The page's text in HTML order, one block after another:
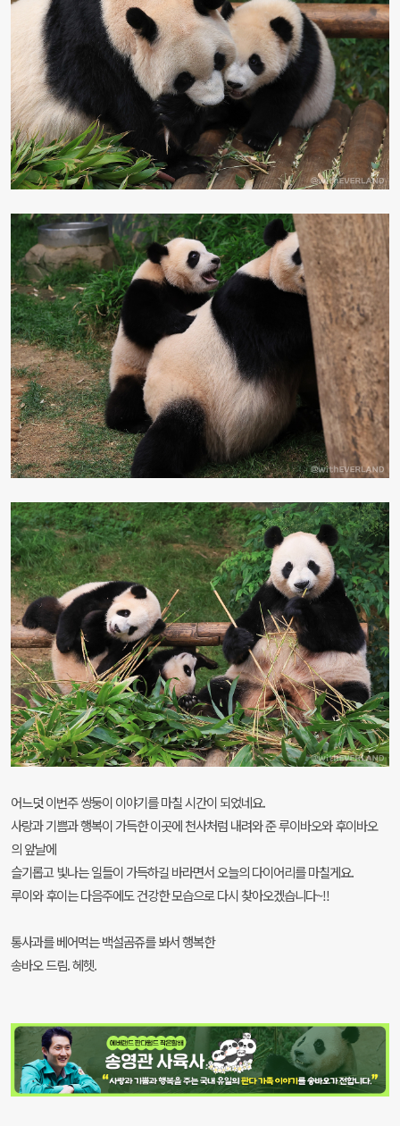
어느덧 이번주 쌍둥이 이야기를 마칠 시간이 되었네요.
사랑과 기쁨과 행복이 가득한 이곳에 천사처럼 내려와 준 루이바오와 후이바오
의 앞날에
슬기롭고 빛나는 일들이 가득하길 바라면서 오늘의 다이어리를 마칠게요.
루이와 후이는 다음주에도 건강한 모습으로 다시 찾아오겠습니다~!!
통사과를 베어먹는 백설곰쥬를 봐서 행복한
송바오 드림. 헤헷.